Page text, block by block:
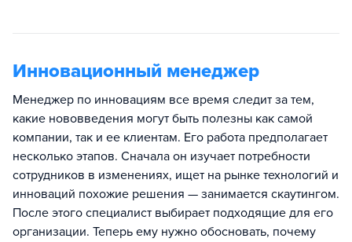
Инновационный менеджер
Менеджер по инновациям все время следит за тем,
какие нововведения могут быть полезны как самой
компании, так и ее клиентам. Его работа предполагает
несколько этапов. Сначала он изучает потребности
сотрудников в изменениях, ищет на рынке технологий и
инноваций похожие решения — занимается скаутингом.
После этого специалист выбирает подходящие для его
организации. Теперь ему нужно обосновать, почему